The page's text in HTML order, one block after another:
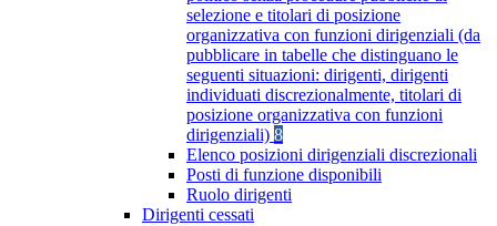
selezione e titolari di posizione
organizzativa con funzioni dirigenziali (da
pubblicare in tabelle che distinguano le
seguenti situazioni: dirigenti, dirigenti
individuati discrezionalmente, titolari di
posizione organizzativa con funzioni
dirigenziali) 8
Elenco posizioni dirigenziali discrezionali
Posti di funzione disponibili
Ruolo dirigenti
Dirigenti cessati